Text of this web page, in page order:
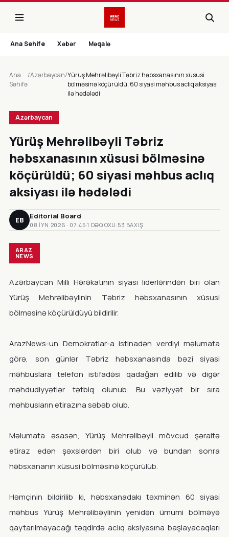
Ana Sehife Xəbər Məqalə
Ana
Səhifə
/Azərbaycan/Yürüş Mehrəlibəyli Təbriz həbsxanasının xüsusi
bölməsinə köçürüldü; 60 siyasi məhbus aclıq aksiyası
ilə hədələdi
Azərbaycan
Yürüş Mehrəlibəyli Təbriz
həbsxanasının xüsusi bölməsinə
köçürüldü; 60 siyasi məhbus aclıq
aksiyası ilə hədələdi
EB Editorial Board
08 IYN 2026 · 07:45·1 DƏQ OXU ·53 BAXIŞ
ARAZ
NEWS
Azərbaycan Milli Hərəkatının siyasi liderlərindən biri olan
Yürüş Mehrəlibəylinin Təbriz həbsxanasının xüsusi
bölməsinə köçürüldüyü bildirilir.
ArazNews-un Demokratlar-a istinadən verdiyi məlumata
görə, son günlər Təbriz həbsxanasında bəzi siyasi
məhbuslara telefon istifadəsi qadağan edilib və digər
məhdudiyyətlər tətbiq olunub. Bu vəziyyət bir sıra
məhbusların etirazına səbəb olub.
Məlumata əsasən, Yürüş Mehrəlibəyli mövcud şəraitə
etiraz edən şəxslərdən biri olub və bundan sonra
həbsxananın xüsusi bölməsinə köçürülüb.
Həmçinin bildirilib ki, həbsxanadakı təxminən 60 siyasi
məhbus Yürüş Mehrəlibəylinin yenidən ümumi bölməyə
qaytarılmayacağı təqdirdə aclıq aksiyasına başlayacaqları